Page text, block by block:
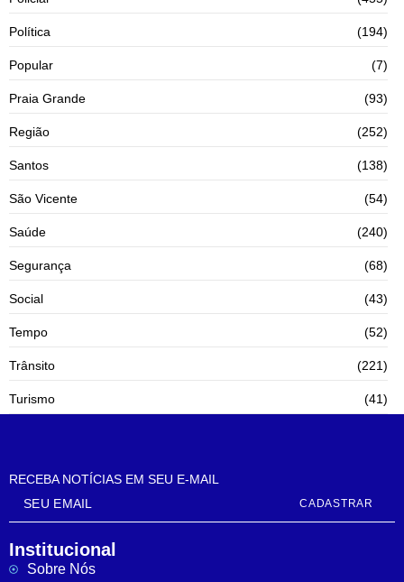
Política (194)
Popular (7)
Praia Grande (93)
Região (252)
Santos (138)
São Vicente (54)
Saúde (240)
Segurança (68)
Social (43)
Tempo (52)
Trânsito (221)
Turismo (41)
RECEBA NOTÍCIAS EM SEU E-MAIL
CADASTRAR
Institucional
Sobre Nós